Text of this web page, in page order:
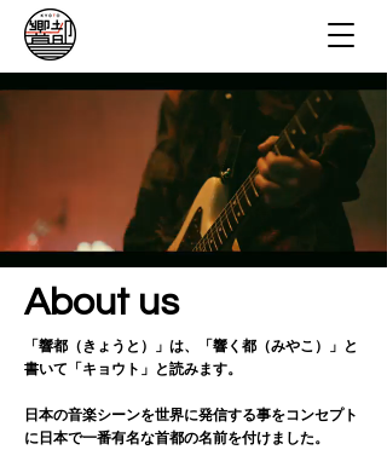
About us
「響都（きょうと）」は、「響く都（みやこ）」と
書いて「キョウト」と読みます。
日本の音楽シーンを世界に発信する事をコンセプト
に日本で一番有名な首都の名前を付けました。